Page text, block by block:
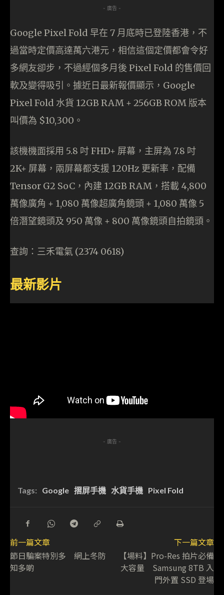
- 廣告 -
Google Pixel Fold 早在 7 月底時已登陸香港，不
過當時定價高達萬六港元，相信這個定價都會令好
多網友卻步，不過經個多月後 Pixel Fold 的售價回
軟及變得吸引。據近日最新報價顯示，Google
Pixel Fold 水貨 12GB RAM + 256GB ROM 版本
叫價為 $10,300。
該機機面採用 5.8 吋 FHD+ 屏幕，主屏為 7.8 吋
2K+ 屏幕，兩屏幕都支援 120Hz 更新率，配備
Tensor G2 SoC，內建 12GB RAM，搭載 4,800
萬像廣角 + 1,080 萬像超廣角鏡頭 + 1,080 萬像 5
倍潛望鏡頭及 950 萬像 + 800 萬像鏡頭自拍鏡頭。
查詢：三禾電氣 (2374 0618)
最新影片
- 廣告 -
Tags: Google 摺屏手機 水貨手機 Pixel Fold
前一篇文章
節日騙案特別多 網上冬防
知多啲
下一篇文章
【場料】Pro-Res 拍片必備
大容量 Samsung 8TB 入
門外置 SSD 登場